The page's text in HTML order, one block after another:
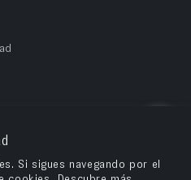
Si sigues navegando por el